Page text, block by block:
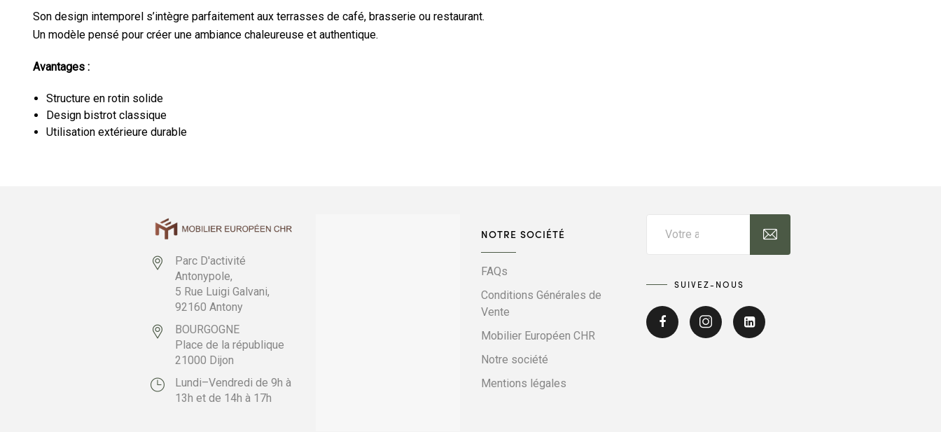
Son design intemporel s’intègre parfaitement aux terrasses de café, brasserie ou restaurant.
Un modèle pensé pour créer une ambiance chaleureuse et authentique.
Avantages :
Structure en rotin solide
Design bistrot classique
Utilisation extérieure durable
Parc D'activité
Antonypole,
5 Rue Luigi Galvani,
92160 Antony
BOURGOGNE
Place de la république
21000 Dijon
Lundi–Vendredi de 9h à
13h et de 14h à 17h
NOTRE SOCIÉTÉ
FAQs
Conditions Générales de
Vente
Mobilier Européen CHR
Notre société
Mentions légales
SUIVEZ-NOUS